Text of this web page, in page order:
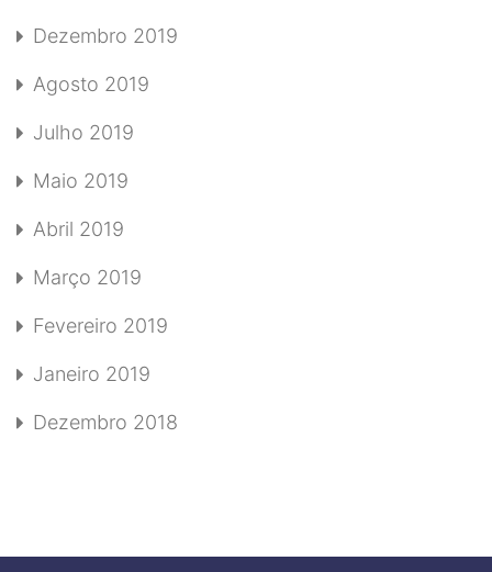
Dezembro 2019
Agosto 2019
Julho 2019
Maio 2019
Abril 2019
Março 2019
Fevereiro 2019
Janeiro 2019
Dezembro 2018